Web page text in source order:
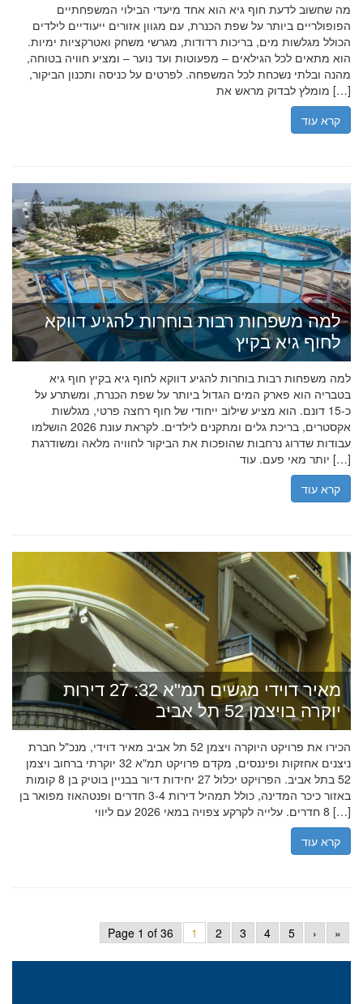
מה שחשוב לדעת חוף גיא הוא אחד מיעדי הבילוי המשפחתיים
הפופולריים ביותר על שפת הכנרת, עם מגוון אזורים ייעודיים לילדים
הכולל מגלשות מים, בריכות רדודות, מגרשי משחק ואטרקציות ימיות.
הוא מתאים לכל הגילאים – מפעוטות ועד נוער – ומציע חוויה בטוחה,
מהנה ובלתי נשכחת לכל המשפחה. לפרטים על כניסה ותכנון הביקור,
מומלץ לבדוק מראש את […]
קרא עוד
למה משפחות רבות בוחרות להגיע דווקא
לחוף גיא בקיץ
למה משפחות רבות בוחרות להגיע דווקא לחוף גיא בקיץ חוף גיא
בטבריה הוא פארק המים הגדול ביותר על שפת הכנרת, ומשתרע על
כ-15 דונם. הוא מציע שילוב ייחודי של חוף רחצה פרטי, מגלשות
אקסטרים, בריכת גלים ומתקנים לילדים. לקראת עונת 2026 הושלמו
עבודות שדרוג נרחבות שהופכות את הביקור לחוויה מלאה ומשודרגת
יותר מאי פעם. עוד […]
קרא עוד
מאיר דוידי מגשים תמ"א 32: 27 דירות
יוקרה בויצמן 52 תל אביב
הכירו את פרויקט היוקרה ויצמן 52 תל אביב מאיר דוידי, מנכ"ל חברת
ניצנים אחזקות ופיננסים, מקדם פרויקט תמ"א 32 יוקרתי ברחוב ויצמן
52 בתל אביב. הפרויקט יכלול 27 יחידות דיור בבניין בוטיק בן 8 קומות
באזור כיכר המדינה, כולל תמהיל דירות 3-4 חדרים ופנטהאוז מפואר בן
8 חדרים. עלייה לקרקע צפויה במאי 2026 עם ליווי […]
קרא עוד
Page 1 of 36 1 2 3 4 5 › »